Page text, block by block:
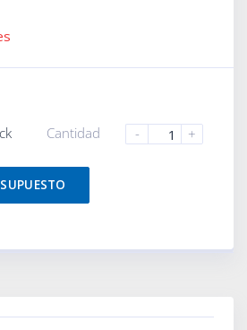
Cantidad - +